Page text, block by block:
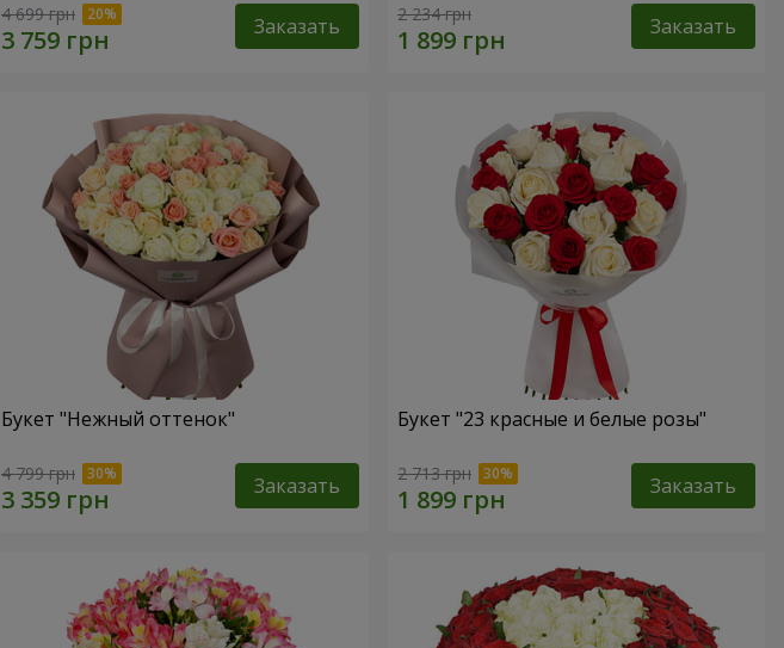
4 699 грн Заказать 2 234 грн Заказать
Букет "Нежный оттенок"
4 799 грн Заказать
Букет "23 красные и белые розы"
2 713 грн Заказать